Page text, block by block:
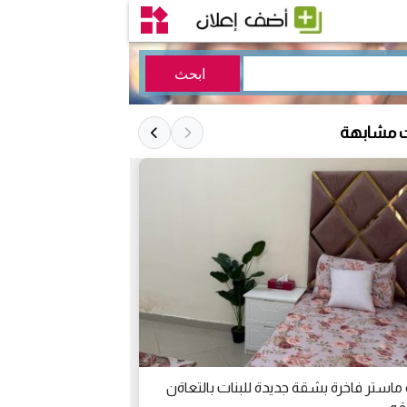
مشابهة
فاخرة بشقة جديدة للبنات بالتعاةن